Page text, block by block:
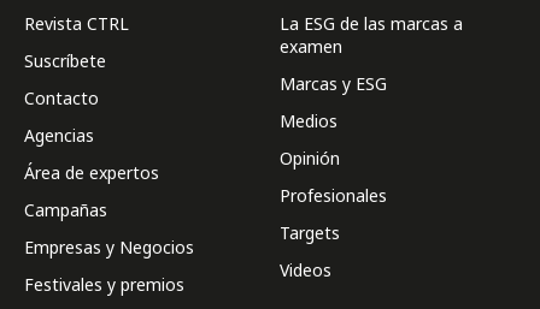
Revista CTRL
Suscríbete
Contacto
Agencias
Área de expertos
Campañas
Empresas y Negocios
Festivales y premios
La ESG de las marcas a
examen
Marcas y ESG
Medios
Opinión
Profesionales
Targets
Videos